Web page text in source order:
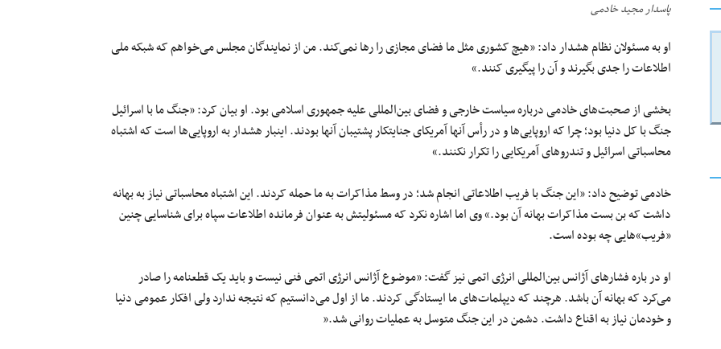
پاسدار مجید خادمی
او به مسئولان نظام هشدار داد: «هیچ کشوری مثل ما فضای مجازی را رها نمی‌کند. من از نمایندگان مجلس می‌خواهم که شبکه ملی
اطلاعات را جدی بگیرند و آن را پیگیری کنند.»
بخشی از صحبت‌های خادمی درباره سیاست خارجی و فضای بین‌المللی علیه جمهوری اسلامی بود. او بیان کرد: «جنگ ما با اسرائیل
جنگ با کل دنیا بود؛ چرا که اروپایی‌ها و در رأس آنها آمریکای جنایتکار پشتیبان آنها بودند. اینبار هشدار به اروپایی‌ها است که اشتباه
محاسباتی اسرائیل و تندروهای آمریکایی را تکرار نکنند.»
خادمی توضیح داد: «این جنگ با فریب اطلاعاتی انجام شد؛ در وسط مذاکرات به ما حمله کردند. این اشتباه محاسباتی نیاز به بهانه
داشت که بن بست مذاکرات بهانه آن بود.» وی اما اشاره نکرد که مسئولیتش به عنوان فرمانده اطلاعات سپاه برای شناسایی چنین
«فریب»‌هایی چه بوده است.
او در باره فشارهای آژانس بین‌المللی انرژی اتمی نیز گفت: «موضوع آژانس انرژی اتمی فنی نیست و باید یک قطعنامه را صادر
می‌کرد که بهانه آن باشد. هرچند که دیپلمات‌های ما ایستادگی کردند. ما از اول می‌دانستیم که نتیجه ندارد ولی افکار عمومی دنیا
و خودمان نیاز به اقناع داشت. دشمن در این جنگ متوسل به عملیات روانی شد.«